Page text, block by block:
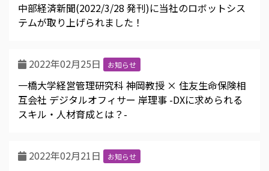
中部経済新聞(2022/3/28 発刊)に当社のロボットシス
テムが取り上げられました！
2022年02月25日 お知らせ
一橋大学経営管理研究科 神岡教授 × 住友生命保険相
互会社 デジタルオフィサー 岸理事 -DXに求められる
スキル・人材育成とは？-
2022年02月21日 お知らせ